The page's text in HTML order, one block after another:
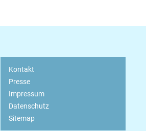
Kontakt
Presse
Impressum
Datenschutz
Sitemap